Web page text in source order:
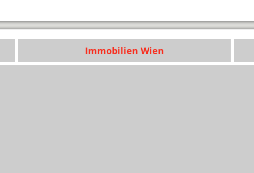
Immobilien Wien